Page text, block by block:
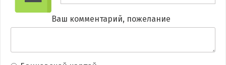
Ваш комментарий, пожелание